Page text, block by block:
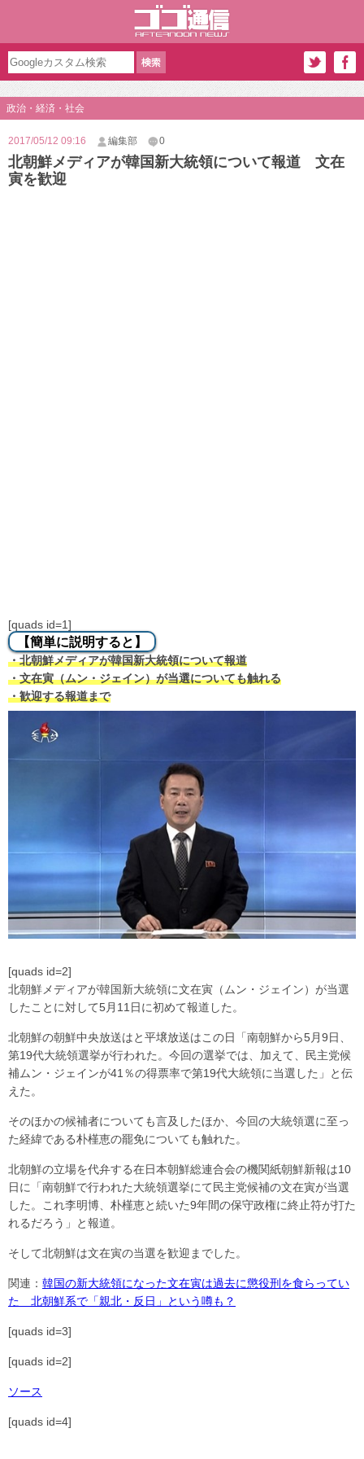
政治・経済・社会
2017/05/12 09:16 編集部 0
北朝鮮メディアが韓国新大統領について報道 文在
寅を歓迎
[quads id=1]
【簡単に説明すると】
・北朝鮮メディアが韓国新大統領について報道
・文在寅（ムン・ジェイン）が当選についても触れる
・歓迎する報道まで
[quads id=2]
北朝鮮メディアが韓国新大統領に文在寅（ムン・ジェイン）が当選
したことに対して5月11日に初めて報道した。
北朝鮮の朝鮮中央放送はと平壌放送はこの日「南朝鮮から5月9日、
第19代大統領選挙が行われた。今回の選挙では、加えて、民主党候
補ムン・ジェインが41％の得票率で第19代大統領に当選した」と伝
えた。
そのほかの候補者についても言及したほか、今回の大統領選に至っ
た経緯である朴槿恵の罷免についても触れた。
北朝鮮の立場を代弁する在日本朝鮮総連合会の機関紙朝鮮新報は10
日に「南朝鮮で行われた大統領選挙にて民主党候補の文在寅が当選
した。これ李明博、朴槿恵と続いた9年間の保守政権に終止符が打た
れるだろう」と報道。
そして北朝鮮は文在寅の当選を歓迎までした。
関連： 韓国の新大統領になった文在寅は過去に懲役刑を食らってい
た 北朝鮮系で「親北・反日」という噂も？
[quads id=3]
[quads id=2]
ソース
[quads id=4]